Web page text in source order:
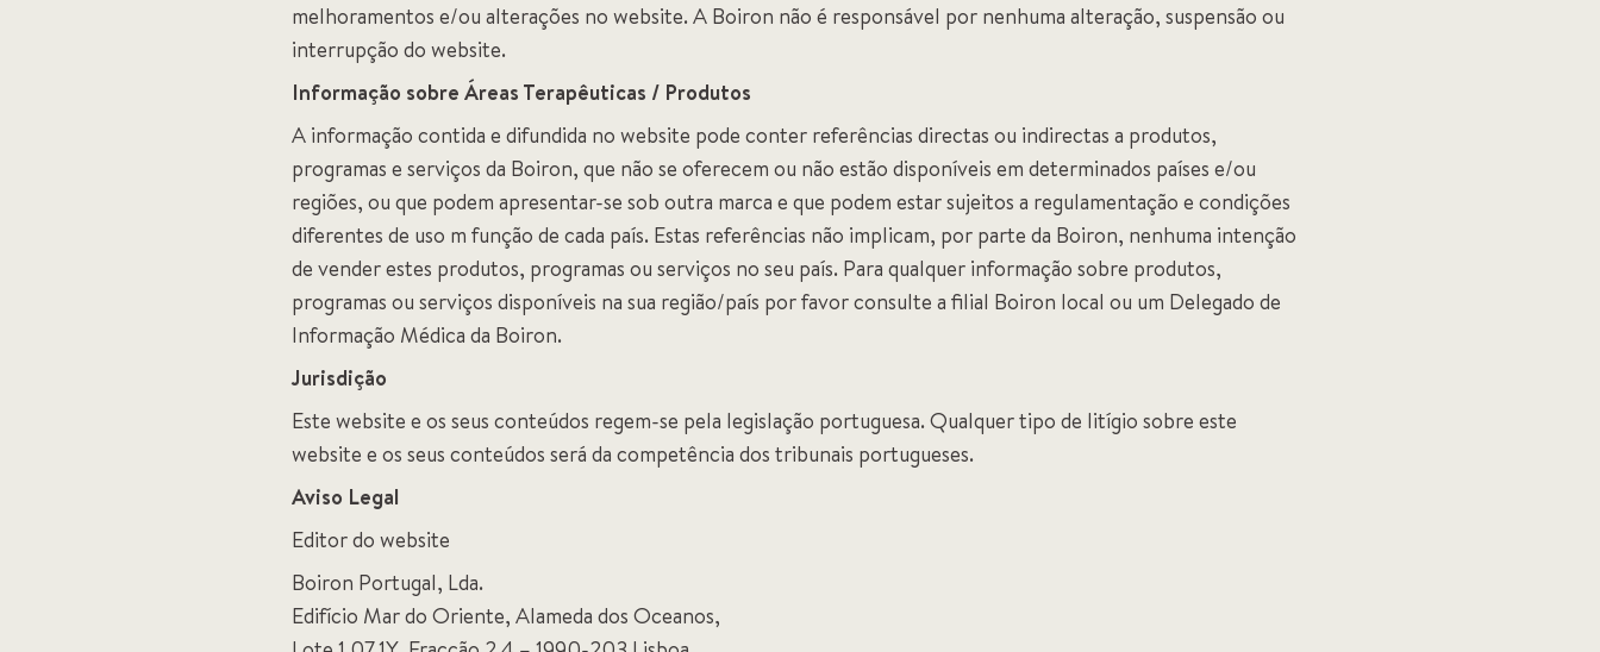
melhoramentos e/ou alterações no website. A Boiron não é responsável por nenhuma alteração, suspensão ou
interrupção do website.
Informação sobre Áreas Terapêuticas / Produtos
A informação contida e difundida no website pode conter referências directas ou indirectas a produtos,
programas e serviços da Boiron, que não se oferecem ou não estão disponíveis em determinados países e/ou
regiões, ou que podem apresentar-se sob outra marca e que podem estar sujeitos a regulamentação e condições
diferentes de uso m função de cada país. Estas referências não implicam, por parte da Boiron, nenhuma intenção
de vender estes produtos, programas ou serviços no seu país. Para qualquer informação sobre produtos,
programas ou serviços disponíveis na sua região/país por favor consulte a filial Boiron local ou um Delegado de
Informação Médica da Boiron.
Jurisdição
Este website e os seus conteúdos regem-se pela legislação portuguesa. Qualquer tipo de litígio sobre este
website e os seus conteúdos será da competência dos tribunais portugueses.
Aviso Legal
Editor do website
Boiron Portugal, Lda.
Edifício Mar do Oriente, Alameda dos Oceanos,